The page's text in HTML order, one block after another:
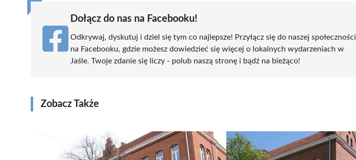
Dołącz do nas na Facebooku!
Odkrywaj, dyskutuj i dziel się tym co najlepsze! Przyłącz się do naszej społeczności
na Facebooku, gdzie możesz dowiedzieć się więcej o lokalnych wydarzeniach w
Jaśle. Twoje zdanie się liczy - polub naszą stronę i bądź na bieżąco!
Zobacz Także